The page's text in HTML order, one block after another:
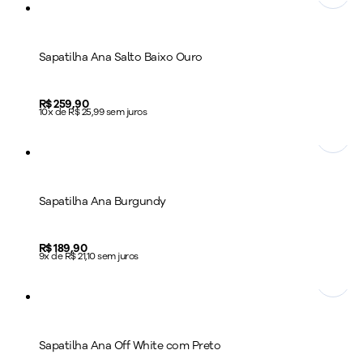
Sapatilha Ana Salto Baixo Ouro
Price:
R$ 259,90
10x de R$ 25,99 sem juros
Sapatilha Ana Burgundy
Price:
R$ 189,90
9x de R$ 21,10 sem juros
Sapatilha Ana Off White com Preto